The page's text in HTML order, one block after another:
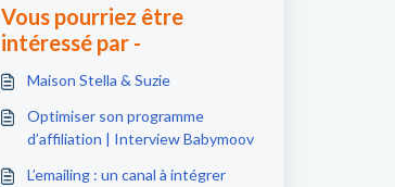
Vous pourriez être
intéressé par -
Maison Stella & Suzie
Optimiser son programme
d’affiliation | Interview Babymoov
L’emailing : un canal à intégrer